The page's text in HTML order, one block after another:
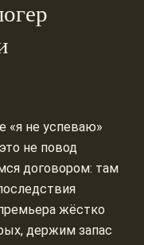
«я не успеваю»
не повод
договором: там
жёстко
держим запас